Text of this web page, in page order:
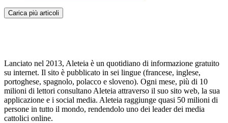
Carica più articoli
Lanciato nel 2013, Aleteia è un quotidiano di informazione gratuito
su internet. Il sito è pubblicato in sei lingue (francese, inglese,
portoghese, spagnolo, polacco e sloveno). Ogni mese, più di 10
milioni di lettori consultano Aleteia attraverso il suo sito web, la sua
applicazione e i social media. Aleteia raggiunge quasi 50 milioni di
persone in tutto il mondo, rendendolo uno dei leader dei media
cattolici online.